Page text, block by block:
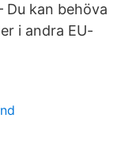
kan behöva
i andra EU-